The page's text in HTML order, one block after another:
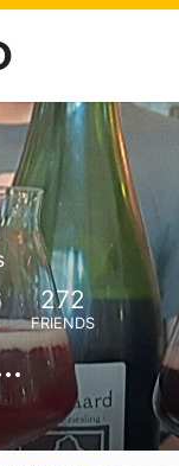
272
FRIENDS